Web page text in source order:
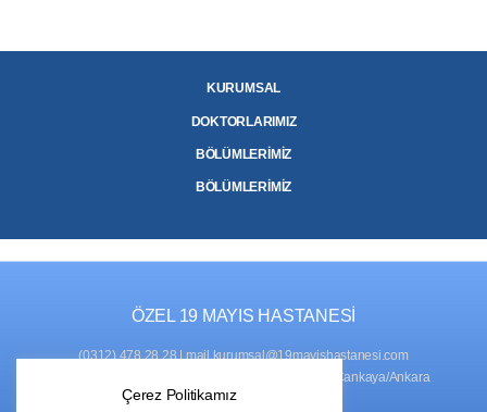
KURUMSAL
DOKTORLARIMIZ
BÖLÜMLERİMİZ
BÖLÜMLERİMİZ
ÖZEL 19 MAYIS HASTANESİ
(0312) 478 28 28 | mail.kurumsal@19mayishastanesi.com
: Naci Çakır Mah., 761. Sok. No:2, 06450 Çankaya/Ankara
Çerez Politikamız